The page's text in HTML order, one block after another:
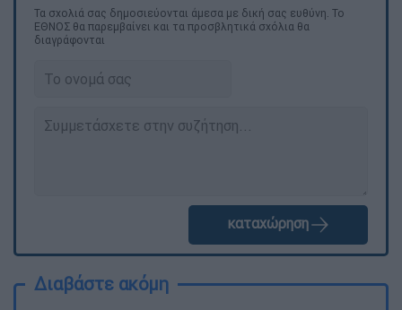
Τα σχολιά σας δημοσιεύονται άμεσα με δική σας ευθύνη. Το
ΕΘΝΟΣ θα παρεμβαίνει και τα προσβλητικά σχόλια θα
διαγράφονται
καταχώρηση
Διαβάστε ακόμη